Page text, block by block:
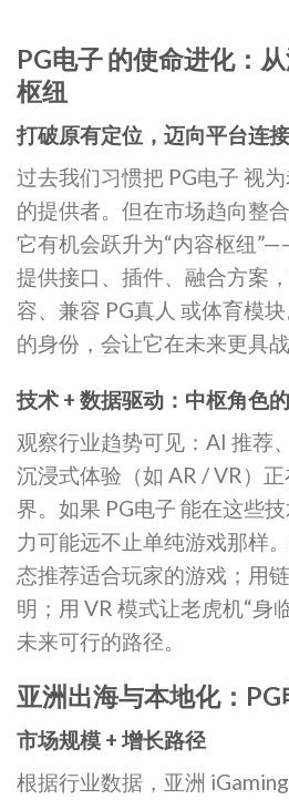
PG电子 的使命进化：
枢纽
打破原有定位，迈向平台连接
过去我们习惯把 PG电子 视
的提供者。但在市场趋向整
它有机会跃升为“内容枢纽
提供接口、插件、融合方案
容、兼容 PG真人 或体育模
的身份，会让它在未来更具战
技术 + 数据驱动：中枢角色
观察行业趋势可见：AI 推荐
沉浸式体验（如 AR / VR）
界。如果 PG电子 能在这些
力可能远不止单纯游戏那样
态推荐适合玩家的游戏；用
明；用 VR 模式让老虎机“身
未来可行的路径。
亚洲出海与本地化：
市场规模 + 增长路径
根据行业数据，亚洲